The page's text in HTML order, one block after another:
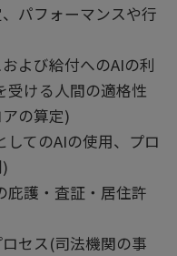
パフォーマンスや行
よび給付へのAIの利
受ける人間の適格性
の算定)
てのAIの使用、プロ
護・査証・居住許
セス(司法機関の事